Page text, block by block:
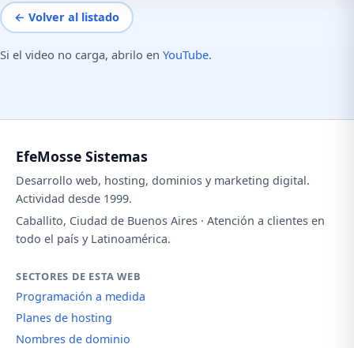
← Volver al listado
Si el video no carga, abrilo en YouTube.
EfeMosse Sistemas
Desarrollo web, hosting, dominios y marketing digital.
Actividad desde 1999.
Caballito, Ciudad de Buenos Aires · Atención a clientes en
todo el país y Latinoamérica.
SECTORES DE ESTA WEB
Programación a medida
Planes de hosting
Nombres de dominio